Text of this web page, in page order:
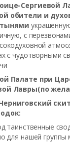
Сергиевой
обители и
с
с чудотворными
Палате при
Лавры(по
таинственные
для нашей группы